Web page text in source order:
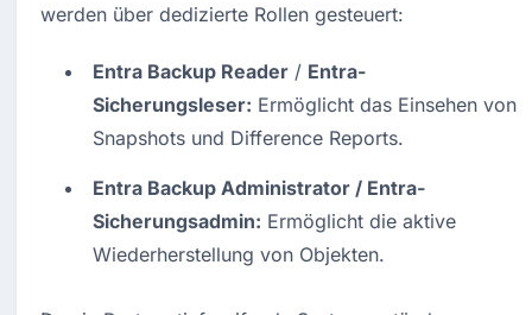
werden über dedizierte Rollen gesteuert:
Entra Backup Reader / Entra-
Sicherungsleser: Ermöglicht das Einsehen von
Snapshots und Difference Reports.
Entra Backup Administrator / Entra-
Sicherungsadmin: Ermöglicht die aktive
Wiederherstellung von Objekten.